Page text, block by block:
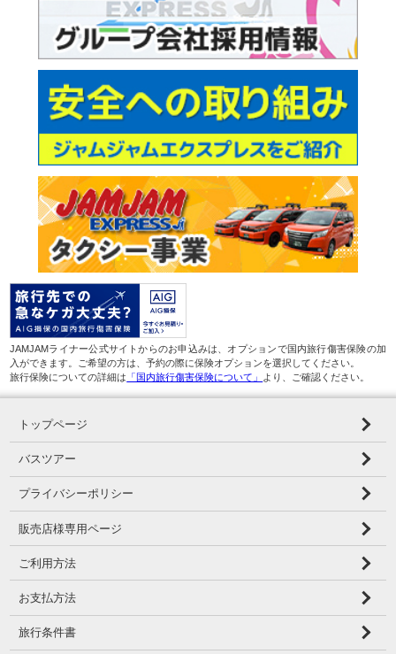
JAMJAMライナー公式サイトからのお申込みは、オプションで国内旅行傷害保険の加
入ができます。ご希望の方は、予約の際に保険オプションを選択してください。
旅行保険についての詳細は 「国内旅行傷害保険について」 より、ご確認ください。
トップページ
バスツアー
プライバシーポリシー
販売店様専用ページ
ご利用方法
お支払方法
旅行条件書